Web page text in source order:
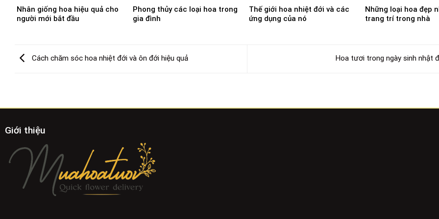
Nhân giống hoa hiệu quả cho
người mới bắt đầu
Phong thủy các loại hoa trong
gia đình
Thế giới hoa nhiệt đới và các
ứng dụng của nó
Những loại hoa đẹp
trang trí trong nhà
Cách chăm sóc hoa nhiệt đới và ôn đới hiệu quả Hoa tươi trong ngày sinh nhật
Giới thiệu